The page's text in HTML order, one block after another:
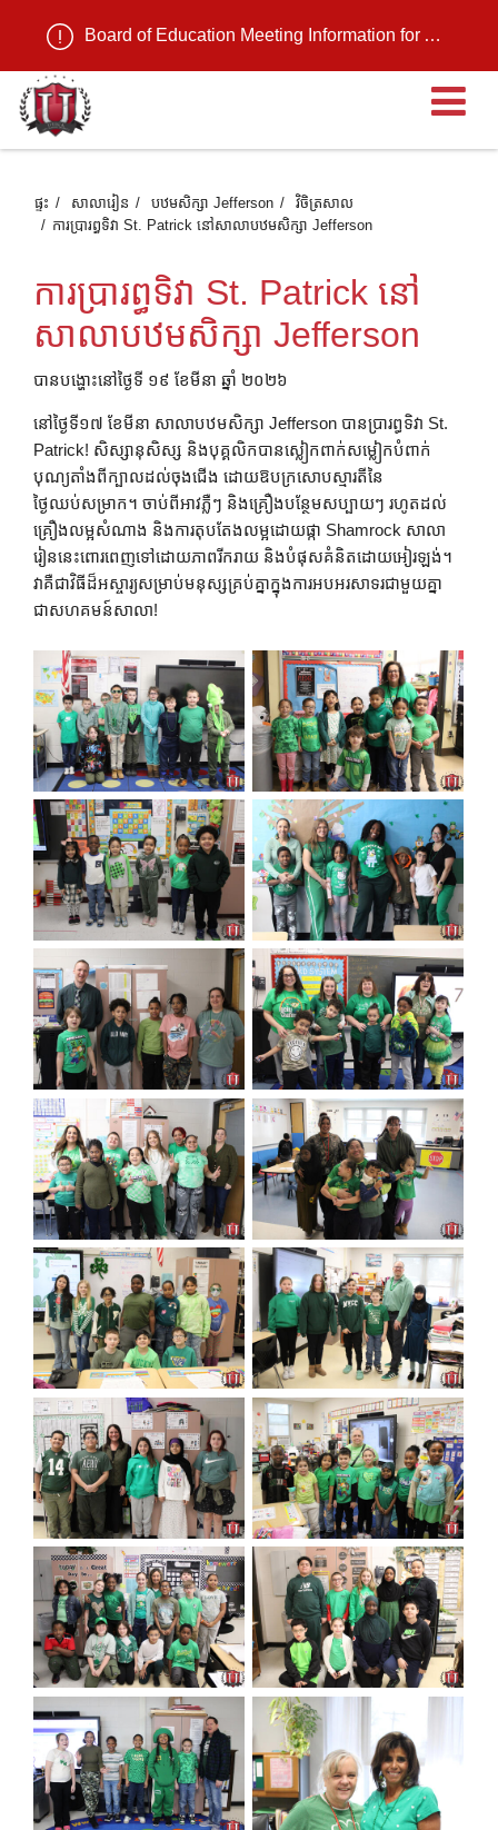
Board of Education Meeting Information for August 11, 2026
ប
ផ្ទះ សាលារៀន បឋមសិក្សា Jefferson
វិចិត្រសាល
ការប្រារព្ធទិវា St. Patrick នៅសាលាបឋមសិក្សា Jefferson
ការប្រារព្ធទិវា St. Patrick នៅ
សាលាបឋមសិក្សា Jefferson
បានបង្ហោះនៅថ្ងៃទី ១៩ ខែមីនា ឆ្នាំ ២០២៦
នៅថ្ងៃទី១៧ ខែមីនា សាលាបឋមសិក្សា Jefferson បានប្រារព្ធទិវា St.
Patrick! សិស្សានុសិស្ស និងបុគ្គលិកបានស្លៀកពាក់សម្លៀកបំពាក់
បុណ្យតាំងពីក្បាលដល់ចុងជើង ដោយឱបក្រសោបស្មារតីនៃ
ថ្ងៃឈប់សម្រាក។ ចាប់ពីអាវភ្លឺៗ និងគ្រឿងបន្ថែមសប្បាយៗ រហូតដល់
គ្រឿងលម្អសំណាង និងការតុបតែងលម្អដោយផ្កា Shamrock សាលា
រៀននេះពោរពេញទៅដោយភាពរីករាយ និងបំផុសគំនិតដោយអៀរឡង់។
វាគឺជាវិធីដ៏អស្ចារ្យសម្រាប់មនុស្សគ្រប់គ្នាក្នុងការអបអរសាទរជាមួយគ្នា
ជាសហគមន៍សាលា!